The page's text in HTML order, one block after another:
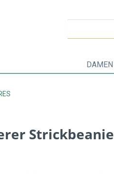
DAMEN
Strickbeanie